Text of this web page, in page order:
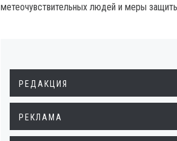
метеочувствительных людей и меры
РЕДАКЦИЯ
РЕКЛАМА